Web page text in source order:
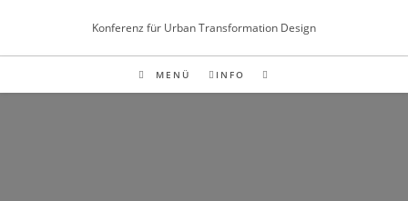
Konferenz für Urban Transformation Design
MENÜ INFO